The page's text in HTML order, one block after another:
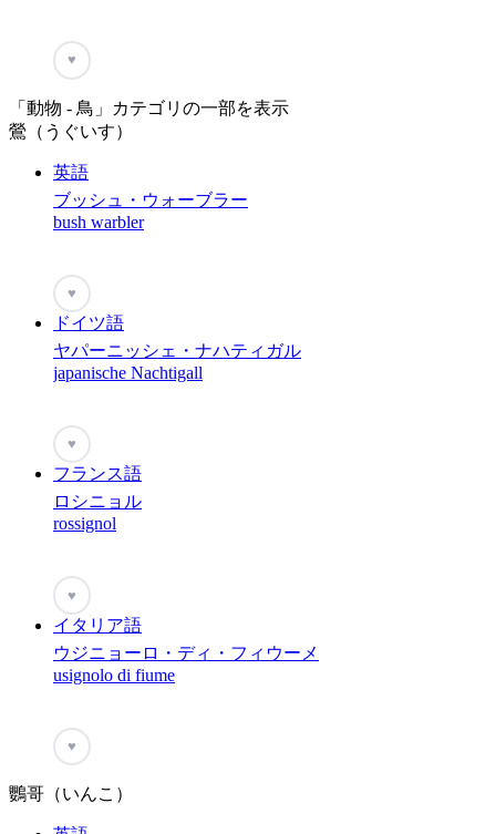
♥
「動物 - 鳥」カテゴリの一部を表示
鶯（うぐいす）
英語
ブッシュ・ウォーブラー
bush warbler
♥
ドイツ語
ヤパーニッシェ・ナハティガル
japanische Nachtigall
♥
フランス語
ロシニョル
rossignol
♥
イタリア語
ウジニョーロ・ディ・フィウーメ
usignolo di fiume
♥
鸚哥（いんこ）